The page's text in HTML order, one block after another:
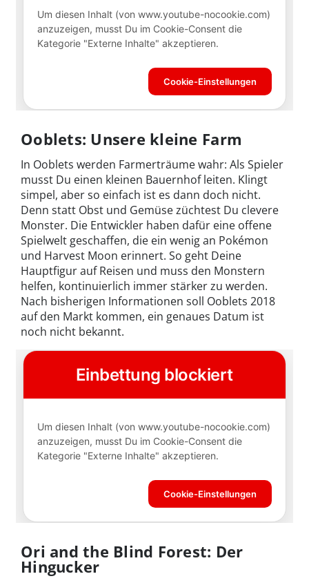
Ooblets: Unsere kleine Farm
In Ooblets werden Farmerträume wahr: Als Spieler
musst Du einen kleinen Bauernhof leiten. Klingt
simpel, aber so einfach ist es dann doch nicht.
Denn statt Obst und Gemüse züchtest Du clevere
Monster. Die Entwickler haben dafür eine offene
Spielwelt geschaffen, die ein wenig an Pokémon
und Harvest Moon erinnert. So geht Deine
Hauptfigur auf Reisen und muss den Monstern
helfen, kontinuierlich immer stärker zu werden.
Nach bisherigen Informationen soll Ooblets 2018
auf den Markt kommen, ein genaues Datum ist
noch nicht bekannt.
Ori and the Blind Forest: Der
Hingucker